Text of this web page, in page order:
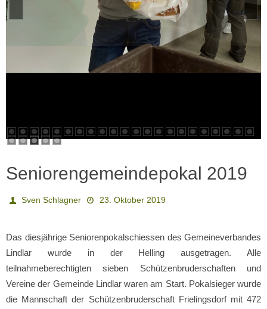
Seniorengemeindepokal 2019
Sven Schlagner 23. Oktober 2019
Das diesjährige Seniorenpokalschiessen des Gemeineverbandes
Lindlar wurde in der Helling ausgetragen. Alle
teilnahmeberechtigten sieben Schützenbruderschaften und
Vereine der Gemeinde Lindlar waren am Start. Pokalsieger wurde
die Mannschaft der Schützenbruderschaft Frielingsdorf mit 472